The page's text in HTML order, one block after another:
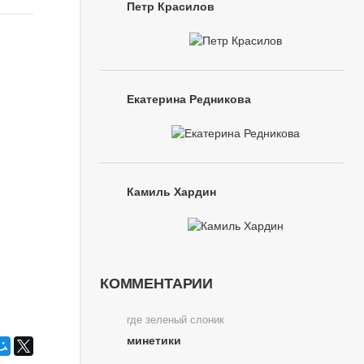
Петр Красилов
Екатерина Редникова
Камиль Хардин
КОММЕНТАРИИ
где зеленый слоник
минетики